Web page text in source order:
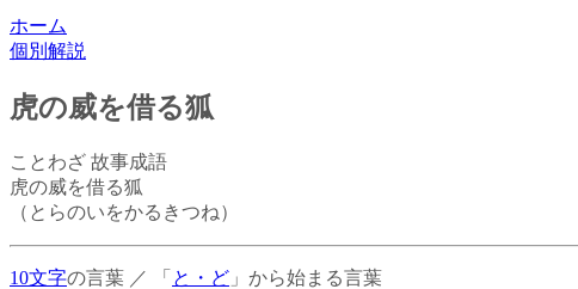
ホーム
個別解説
虎の威を借る狐
ことわざ 故事成語
虎の威を借る狐
（とらのいをかるきつね）
10文字の言葉 ／ 「 と・ど 」から始まる言葉